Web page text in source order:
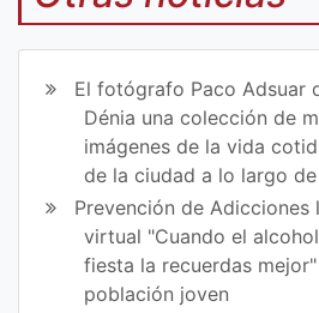
art
en
Fa
ce
bo
ok
art
ir
en
Tw
itt
er
El fotógrafo Paco Adsuar
Dénia una colección de
imágenes de la vida
de la ciudad a lo largo
Prevención de Adicciones
virtual "Cuando el
fiesta la recuerdas
población joven